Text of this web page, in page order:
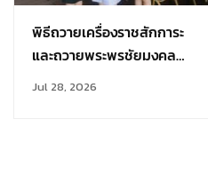
พิธีถวายเครื่องราชสักการะ
และถวายพระพรชัยมงคล
Jul 28, 2026